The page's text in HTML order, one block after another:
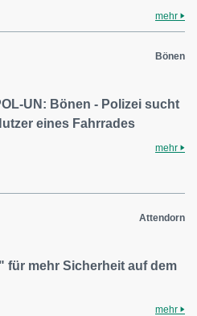
mehr
Bönen
UN: Bönen - Polizei sucht
eines Fahrrades
mehr
Attendorn
für mehr Sicherheit auf dem
mehr